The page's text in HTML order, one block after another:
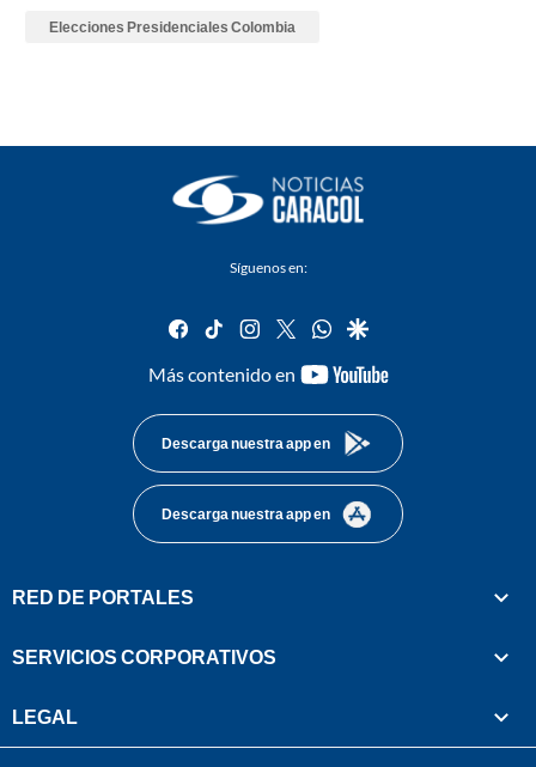
Elecciones Presidenciales Colombia
Síguenos en:
facebook
tiktok instagram
twitterwhatsapp
google
Más contenido en
youtube-
Descarga nuestra app en
Descarga nuestra app en
RED DE PORTALES
SERVICIOS CORPORATIVOS
LEGAL